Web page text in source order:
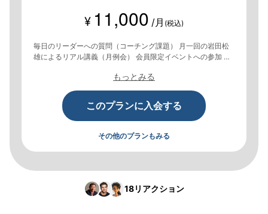
¥ 11,000 /月 (税込)
毎日のリーダーへの質問（コーチング課題） 月一回の岩田松
雄によるリアル講義（月例会） 会員限定イベントへの参加 オ
もっとみる
このプランに入会する
その他のプランもみる
18リアクション